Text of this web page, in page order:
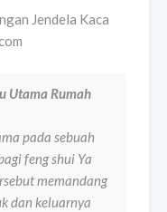
Jendela Kaca
Utama Rumah
pada sebuah
feng shui Ya
memandang
dan keluarnya